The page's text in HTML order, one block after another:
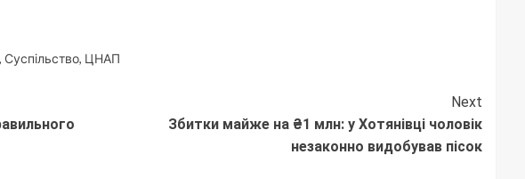
, Суспільство, ЦНАП
Next
Збитки майже на ₴1 млн: у Хотянівці чоловік
незаконно видобував пісок